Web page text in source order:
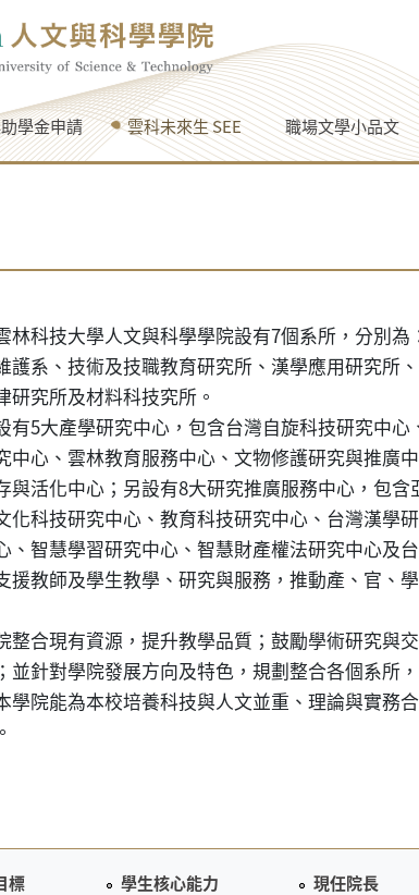
學金申請 雲科未來生 SEE 職場文學小品文
林科技大學人文與科學學院設有7個系所，分別為
護系 、技術及技職教育研究所 、 漢學應用研究所 、
研究所及材料科技究所 。
有5大產學研究中心，包含台灣自旋科技研究中心
中心、雲林教育服務中心、文物修護研究與推廣
與活化中心 ；另設有8大研究推廣服務中心，包含
化科技研究中心 、教育科技研究中心 、 台灣漢學
、智慧學習研究中心 、智慧財產權法研究中心及
援教師及學生教學、研究與服務，推動產、官、
整合現有資源，提升教學品質；鼓勵學術研究與
並針對學院發展方向及特色，規劃整合各個系所
學院能為本校培養科技與人文並重、理論與實務
標 學生核心能力 現任院長